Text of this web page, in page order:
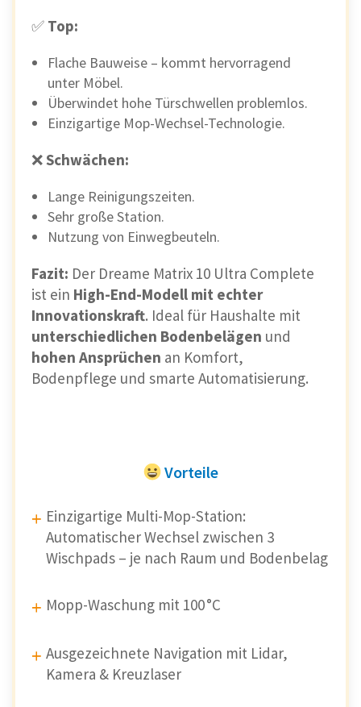
✅ Top:
Flache Bauweise – kommt hervorragend
unter Möbel.
Überwindet hohe Türschwellen problemlos.
Einzigartige Mop-Wechsel-Technologie.
❌Schwächen:
Lange Reinigungszeiten.
Sehr große Station.
Nutzung von Einwegbeuteln.
Fazit: Der Dreame Matrix 10 Ultra Complete
ist ein High-End-Modell mit echter
Innovationskraft. Ideal für Haushalte mit
unterschiedlichen Bodenbelägen und
hohen Ansprüchen an Komfort,
Bodenpflege und smarte Automatisierung.
Vorteile
Einzigartige Multi-Mop-Station:
Automatischer Wechsel zwischen 3
Wischpads – je nach Raum und Bodenbelag
Mopp-Waschung mit 100 °C
Ausgezeichnete Navigation mit Lidar,
Kamera & Kreuzlaser